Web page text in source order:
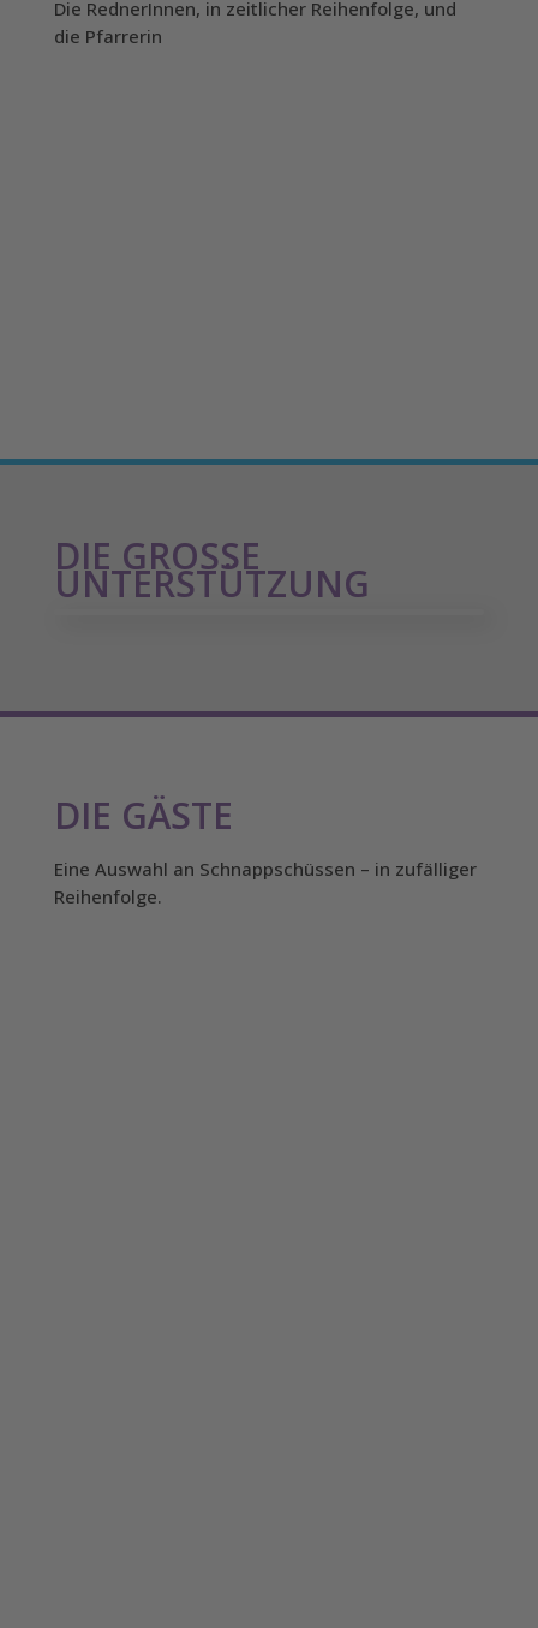
Die RednerInnen, in zeitlicher Reihenfolge, und
die Pfarrerin
DIE GROSSE U
NTERSTÜTZUNG
DIE GÄSTE
Eine Auswahl an Schnappschüssen – in zufälliger
Reihenfolge.